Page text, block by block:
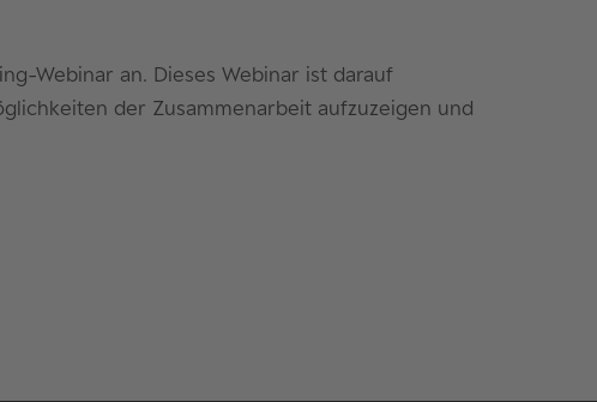
Webinar an. Dieses Webinar ist darauf
der Zusammenarbeit aufzuzeigen und